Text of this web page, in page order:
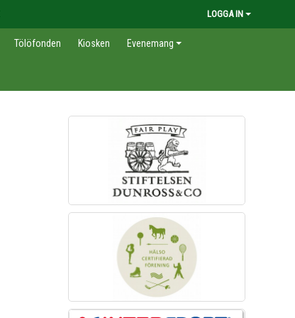
LOGGA IN
Tölöfonden Kiosken Evenemang